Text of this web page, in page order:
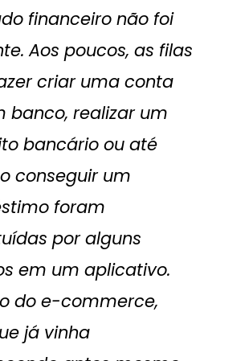
financeiro não foi
Aos poucos, as filas
criar uma conta
banco, realizar um
bancário ou até
conseguir um
foram
por alguns
em um aplicativo.
do e-commerce,
já vinha